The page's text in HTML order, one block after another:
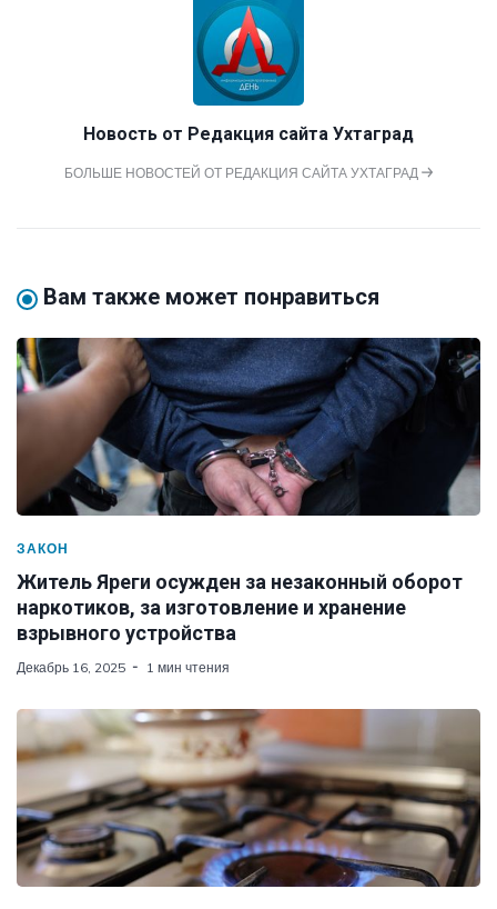
Новость от Редакция сайта Ухтаград
БОЛЬШЕ НОВОСТЕЙ ОТ РЕДАКЦИЯ САЙТА УХТАГРАД
Вам также может понравиться
ЗАКОН
Житель Яреги осужден за незаконный оборот
наркотиков, за изготовление и хранение
взрывного устройства
Декабрь 16, 2025 1 мин чтения